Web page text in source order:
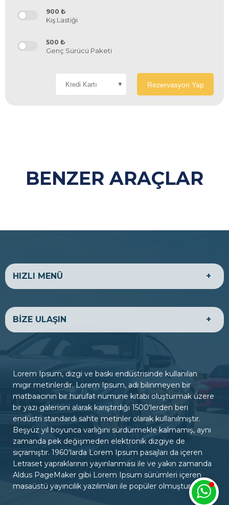
900 ₺
Kış Lastiği
500 ₺
Genç Sürücü Paketi
Rezervasyon Yap
BENZER ARAÇLAR
HIZLI MENÜ
HAKKIMIZDA
EKONOMİK ARAÇLAR
LÜKS ARAÇLAR
SATILIK ARAÇLAR
BANKA HESAPLARIMIZ
BİZE ULAŞIN
Firmanıza ait ulaşım ve iletişim bilgilerini tema paneli,
firma bilgileri sayfasından yönetebilirsiniz.
ÇALIŞMA SAATLERİ
Hafta içi : 09:00 - 18:00
Hafta sonu : 10:00 - 15:00
İLETİŞİM
0322 000 00 00
iletisim@siteadresiniz.com
Lorem Ipsum, dizgi ve baskı endüstrisinde kullanılan
mıgır metinlerdir. Lorem Ipsum, adı bilinmeyen bir
matbaacının bir hurufat numune kitabı oluşturmak üzere
bir yazı galerisini alarak karıştırdığı 1500'lerden beri
endüstri standardı sahte metinler olarak kullanılmıştır.
Beşyüz yıl boyunca varlığını sürdürmekle kalmamış, aynı
zamanda pek değişmeden elektronik dizgiye de
sıçramıştır. 1960'larda Lorem Ipsum pasajları da içeren
Letraset yapraklarının yayınlanması ile ve yakın zamanda
Aldus PageMaker gibi Lorem Ipsum sürümleri içeren
masaüstü yayıncılık yazılımları ile popüler olmuştur.